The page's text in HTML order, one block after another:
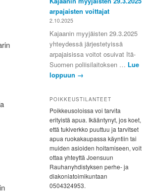
arpajaisten voittajat
2.10.2025
Kajaanin myyjäisten 29.3.2025
yhteydessä järjestetyissä
arpajaisissa voitot osuivat Itä-
Suomen poliisilaitoksen … Lue
loppuun →
POIKKEUSTILANTEET
Poikkeusoloissa voi tarvita
erityistä apua. Ikääntynyt, jos koet,
että tukiverkko puuttuu ja tarvitset
apua ruokakaupassa käyntiin tai
muiden asioiden hoitamiseen, voit
ottaa yhteyttä Joensuun
Rauhanyhdistyksen perhe- ja
diakoniatoimikuntaan
0504324953.